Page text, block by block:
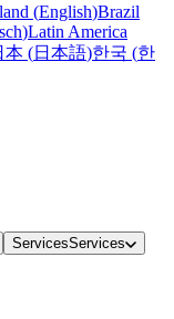
(English)Brazil
)Latin America
本 (日本語)한국 (한
ServicesServices